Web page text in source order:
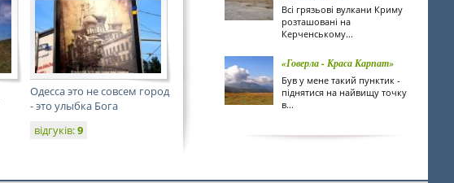
Одесса это не совсем город
- это улыбка Бога
відгуків:9
Всі грязьові вулкани Криму
розташовані на
Керченському...
«Говерла - Краса Карпат»
Був у мене такий пунктик -
піднятися на найвищу точку
в...